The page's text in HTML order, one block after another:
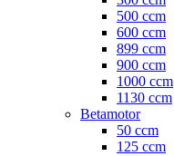
500 ccm
600 ccm
899 ccm
900 ccm
1000 ccm
1130 ccm
Betamotor
50 ccm
125 ccm